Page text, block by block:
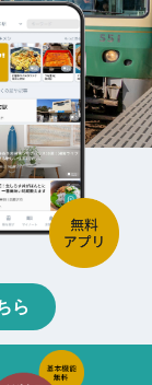
ら